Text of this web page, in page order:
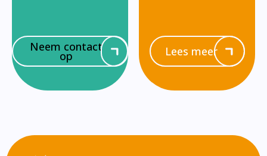
Neem contact
op Lees meer